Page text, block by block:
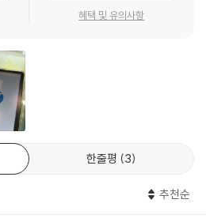
혜택 및 유의사항
한줄평 3
추천순